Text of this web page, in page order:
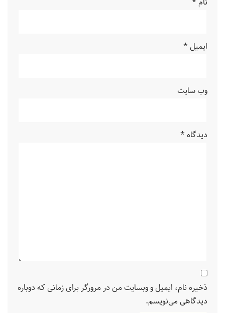
ایمیل *
وب‌ سایت
دیدگاه *
ذخیره نام، ایمیل و وبسایت من در مرورگر برای زمانی که دوباره
دیدگاهی می‌نویسم.